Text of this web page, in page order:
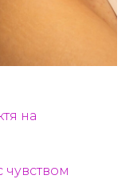
на